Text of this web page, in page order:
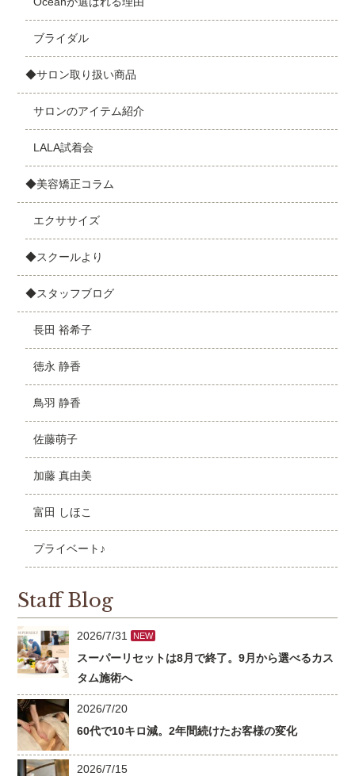
ブライダル
◆サロン取り扱い商品
サロンのアイテム紹介
LALA試着会
◆美容矯正コラム
エクササイズ
◆スクールより
◆スタッフブログ
長田 裕希子
徳永 静香
鳥羽 静香
佐藤萌子
加藤 真由美
富田 しほこ
プライベート♪
Staff Blog
2026/7/31 NEW
スーパーリセットは8月で終了。9月から選べるカス
タム施術へ
2026/7/20
60代で10キロ減。2年間続けたお客様の変化
2026/7/15